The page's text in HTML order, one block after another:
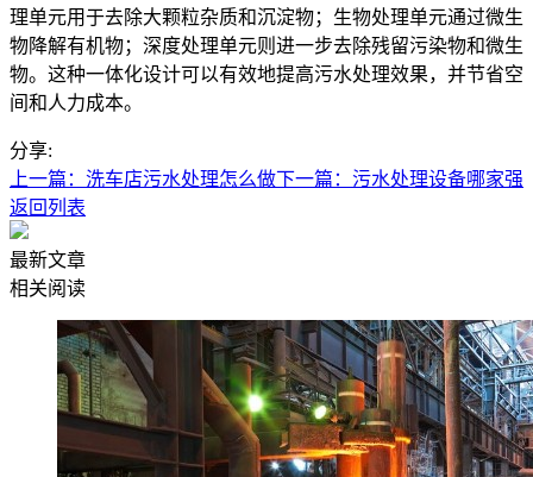
理单元用于去除大颗粒杂质和沉淀物；生物处理单元通过微生
物降解有机物；深度处理单元则进一步去除残留污染物和微生
物。这种一体化设计可以有效地提高污水处理效果，并节省空
间和人力成本。
分享:
上一篇：洗车店污水处理怎么做下一篇：污水处理设备哪家强
返回列表
最新文章
相关阅读